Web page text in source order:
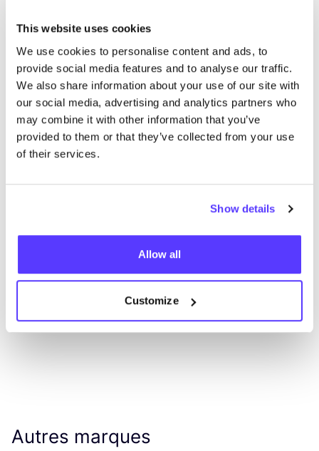
This website uses cookies
We use cookies to personalise content and ads, to
provide social media features and to analyse our traffic.
We also share information about your use of our site with
our social media, advertising and analytics partners who
may combine it with other information that you’ve
provided to them or that they’ve collected from your use
of their services.
Show details
Allow all
Customize
trouver des résultats correspondant à vos critères
de recherche
Voir tous les magasins
Autres marques